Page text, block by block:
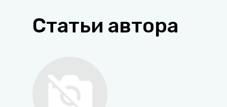
Статьи автора